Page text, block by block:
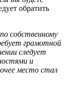
обратить
собственному
грамотной
следует
и
место стал